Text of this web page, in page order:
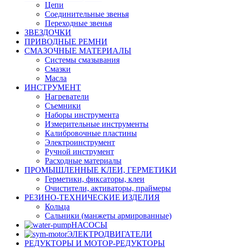
Цепи
Соединительные звенья
Переходные звенья
ЗВЕЗДОЧКИ
ПРИВОДНЫЕ РЕМНИ
СМАЗОЧНЫЕ МАТЕРИАЛЫ
Системы смазывания
Смазки
Масла
ИНСТРУМЕНТ
Нагреватели
Съемники
Наборы инструмента
Измерительные инструменты
Калибровочные пластины
Электроинструмент
Ручной инструмент
Расходные материалы
ПРОМЫШЛЕННЫЕ КЛЕИ, ГЕРМЕТИКИ
Герметики, фиксаторы, клеи
Очистители, активаторы, праймеры
РЕЗИНО-ТЕХНИЧЕСКИЕ ИЗДЕЛИЯ
Кольца
Сальники (манжеты армированные)
НАСОСЫ
ЭЛЕКТРОДВИГАТЕЛИ
РЕДУКТОРЫ И МОТОР-РЕДУКТОРЫ